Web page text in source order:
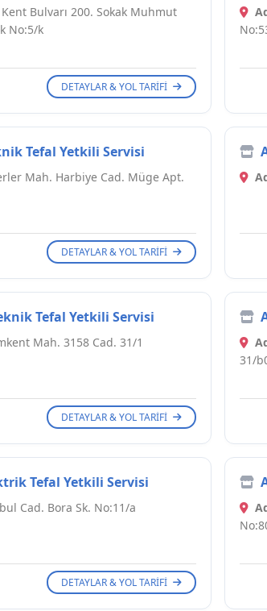
Bulvarı 200. Sokak Muhmut
No:5/k
DETAYLAR & YOL TARIFI
Tefal Yetkili Servisi
Mah. Harbiye Cad. Müge Apt.
DETAYLAR & YOL TARIFI
Tefal Yetkili Servisi
Mah. 3158 Cad. 31/1
DETAYLAR & YOL TARIFI
31/
Tefal Yetkili Servisi
Cad. Bora Sk. No:11/a
DETAYLAR & YOL TARIFI